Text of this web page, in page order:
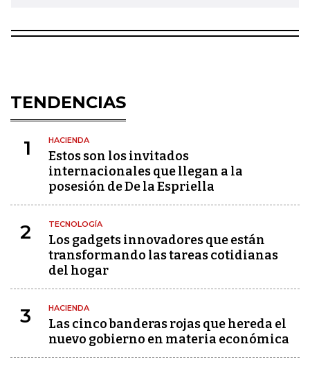
TENDENCIAS
1 HACIENDA
Estos son los invitados
internacionales que llegan a la
posesión de De la Espriella
2 TECNOLOGÍA
Los gadgets innovadores que están
transformando las tareas cotidianas
del hogar
3 HACIENDA
Las cinco banderas rojas que hereda el
nuevo gobierno en materia económica